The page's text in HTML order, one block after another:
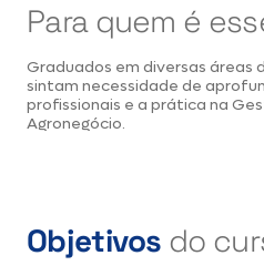
Para quem é
Graduados em diversas áreas
sintam necessidade de
profissionais e a prática na
Agronegócio.
Objetivos do